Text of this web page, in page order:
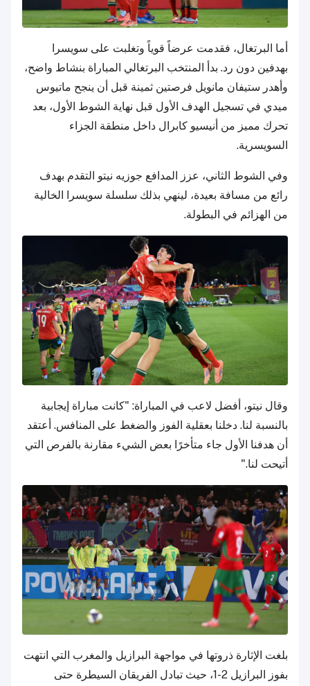
أما البرتغال، فقدمت عرضاً قوياً وتغلبت على سويسرا
بهدفين دون رد. بدأ المنتخب البرتغالي المباراة بنشاط واضح،
وأهدر ستيفان مانويل فرصتين ثمينة قبل أن ينجح ماتيوس
ميدي في تسجيل الهدف الأول قبل نهاية الشوط الأول، بعد
تحرك مميز من أنيسيو كابرال داخل منطقة الجزاء
السويسرية.
وفي الشوط الثاني، عزز المدافع جوزيه نيتو التقدم بهدف
رائع من مسافة بعيدة، لينهي بذلك سلسلة سويسرا الخالية
من الهزائم في البطولة.
وقال نيتو، أفضل لاعب في المباراة: "كانت مباراة إيجابية
بالنسبة لنا. دخلنا بعقلية الفوز والضغط على المنافس. أعتقد
أن هدفنا الأول جاء متأخرًا بعض الشيء مقارنة بالفرص التي
أتيحت لنا."
بلغت الإثارة ذروتها في مواجهة البرازيل والمغرب التي انتهت
بفوز البرازيل 2-1، حيث تبادل الفريقان السيطرة حتى